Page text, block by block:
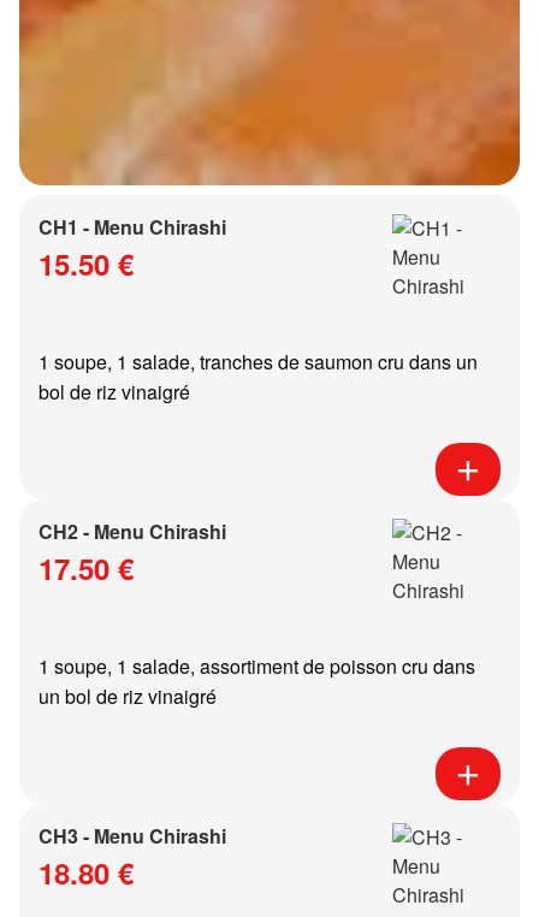
CH1 - Menu Chirashi
15.50 €
1 soupe, 1 salade, tranches de saumon cru dans un
bol de riz vinaigré
CH2 - Menu Chirashi
17.50 €
1 soupe, 1 salade, assortiment de poisson cru dans
un bol de riz vinaigré
CH3 - Menu Chirashi
18.80 €